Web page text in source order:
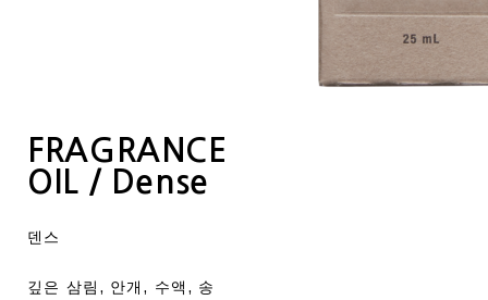
FRAGRANCE
OIL / Dense
덴스
깊은 삼림, 안개, 수액, 송